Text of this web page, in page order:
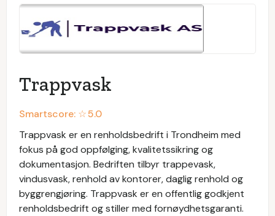
Trappvask
Smartscore: ☆5.0
Trappvask er en renholdsbedrift i Trondheim med
fokus på god oppfølging, kvalitetssikring og
dokumentasjon. Bedriften tilbyr trappevask,
vindusvask, renhold av kontorer, daglig renhold og
byggrengjøring. Trappvask er en offentlig godkjent
renholdsbedrift og stiller med fornøydhetsgaranti.